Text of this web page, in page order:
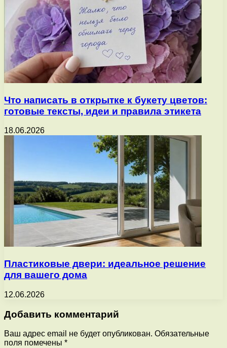
Что написать в открытке к букету цветов:
готовые тексты, идеи и правила этикета
18.06.2026
Пластиковые двери: идеальное решение
для вашего дома
12.06.2026
Добавить комментарий
Ваш адрес email не будет опубликован. Обязательные
поля помечены *